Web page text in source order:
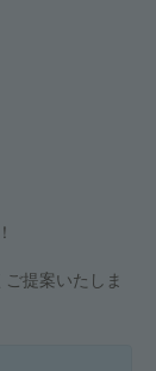
提案いたしま